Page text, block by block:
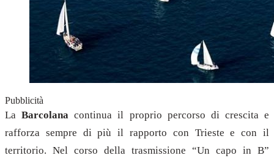
Pubblicità
LaBarcolana continua il proprio percorso di crescita e
rafforza sempre di più il rapporto con Trieste e con il
territorio. Nel corso della trasmissione “Un capo in B”